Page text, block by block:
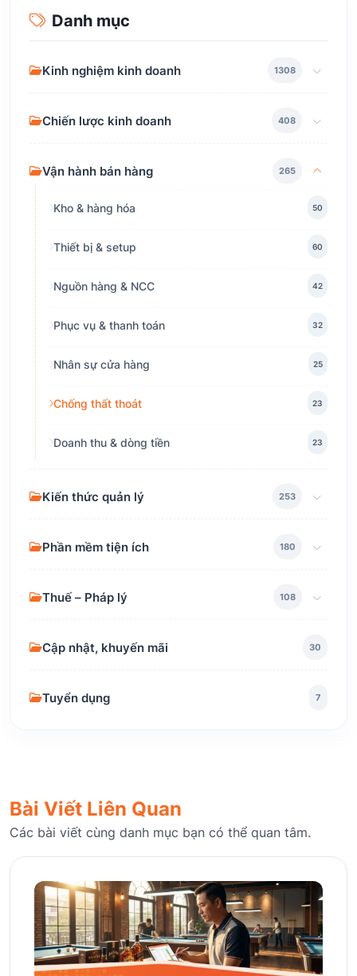
Danh mục
Kinh nghiệm kinh doanh 1308
Chiến lược kinh doanh 408
Vận hành bán hàng 265
Kho & hàng hóa 50
Thiết bị & setup 60
Nguồn hàng & NCC 42
Phục vụ & thanh toán 32
Nhân sự cửa hàng 25
Chống thất thoát 23
Doanh thu & dòng tiền 23
Kiến thức quản lý 253
Phần mềm tiện ích 180
Thuế – Pháp lý 108
Cập nhật, khuyến mãi 30
Tuyển dụng 7
Bài Viết Liên Quan
Các bài viết cùng danh mục bạn có thể quan tâm.